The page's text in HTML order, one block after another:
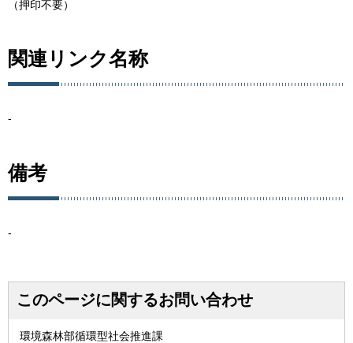
（押印不要）
関連リンク名称
-
備考
-
このページに関するお問い合わせ
環境森林部循環型社会推進課